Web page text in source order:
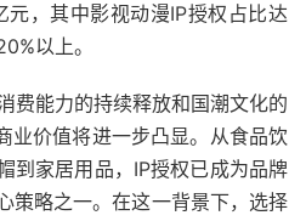
，其中影视动漫IP授权占比达
以上。
费能力的持续释放和国潮文化的
业价值将进一步凸显。从食品饮
到家居用品，IP授权已成为品牌
策略之一。在这一背景下，选择